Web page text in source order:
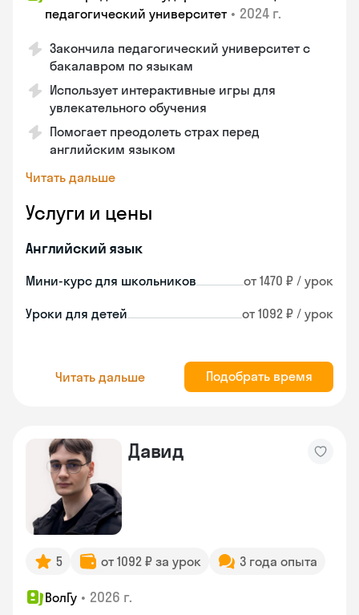
педагогический университет • 2024 г.
Закончила педагогический университет с
бакалавром по языкам
Использует интерактивные игры для
увлекательного обучения
Помогает преодолеть страх перед
английским языком
Читать дальше
Услуги и цены
Английский язык
Мини-курс для школьников от 1470 ₽ / урок
Уроки для детей от 1092 ₽ / урок
Читать дальше Подобрать время
Давид
5 от 1092 ₽ за урок 3 года опыта
ВолГу • 2026 г.